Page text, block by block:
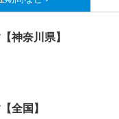
神奈川県】
全国】